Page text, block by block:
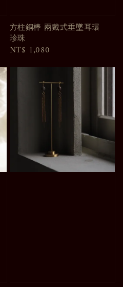
方柱銅棒 兩戴式垂墜耳環
珍珠
Regular
NT$ 1,080